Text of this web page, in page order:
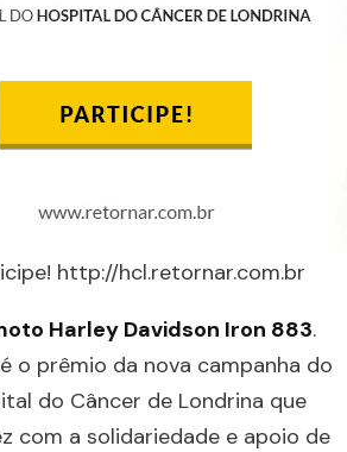
http://hcl.retornar.com.br
Harley Davidson Iron 883.
o prêmio da nova campanha do
do Câncer de Londrina que
com a solidariedade e apoio de